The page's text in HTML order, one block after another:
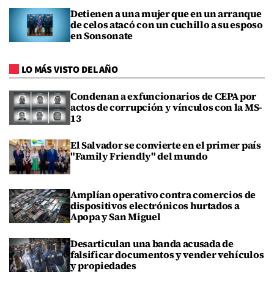
Detienen a una mujer que en un arranque
de celos atacó con un cuchillo a su esposo
en Sonsonate
LO MÁS VISTO DEL AÑO
Condenan a exfuncionarios de CEPA por
actos de corrupción y vínculos con la MS-
13
El Salvador se convierte en el primer país
"Family Friendly" del mundo
Amplían operativo contra comercios de
dispositivos electrónicos hurtados a
Apopa y San Miguel
Desarticulan una banda acusada de
falsificar documentos y vender vehículos
y propiedades